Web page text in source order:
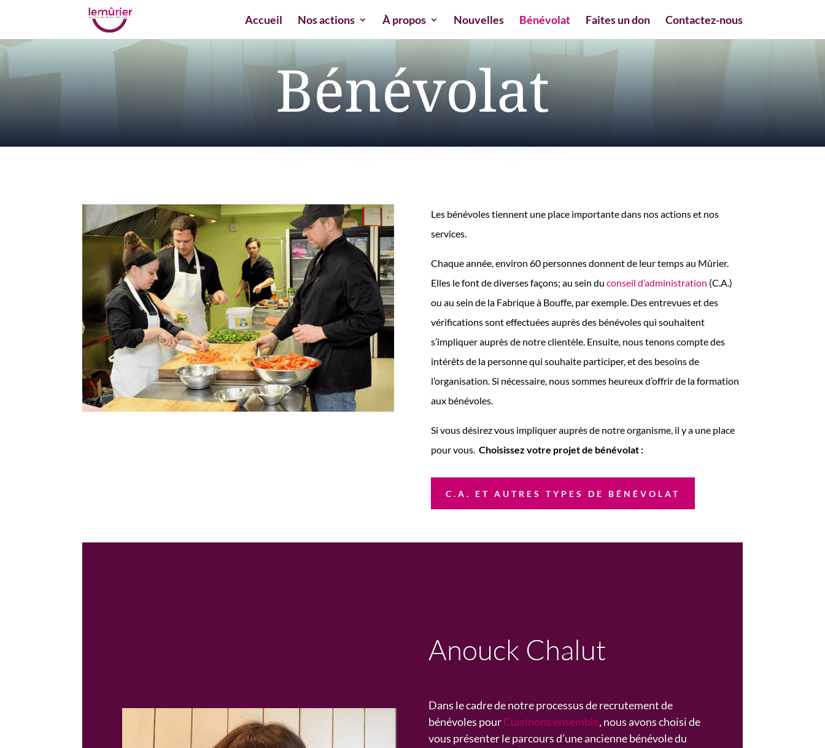
Accueil Nos actions À propos Nouvelles Bénévolat Faites un don Contactez-nous
Bénévolat
Les bénévoles tiennent une place importante dans nos actions et nos
services.
Chaque année, environ 60 personnes donnent de leur temps au Mûrier.
Elles le font de diverses façons; au sein du conseil d’administration (C.A.)
ou au sein de la Fabrique à Bouffe, par exemple. Des entrevues et des
vérifications sont effectuées auprès des bénévoles qui souhaitent
s’impliquer auprès de notre clientèle. Ensuite, nous tenons compte des
intérêts de la personne qui souhaite participer, et des besoins de
l’organisation. Si nécessaire, nous sommes heureux d’offrir de la formation
aux bénévoles.
Si vous désirez vous impliquer auprès de notre organisme, il y a une place
pour vous. Choisissez votre projet de bénévolat :
C.A. ET AUTRES TYPES DE BÉNÉVOLAT
Anouck Chalut
Dans le cadre de notre processus de recrutement de
bénévoles pourCuisinons ensemble, nous avons choiside
vous présenter le parcours d’une ancienne bénévole du